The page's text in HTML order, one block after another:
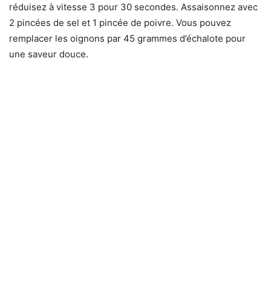
réduisez à vitesse 3 pour 30 secondes. Assaisonnez avec
2 pincées de sel et 1 pincée de poivre. Vous pouvez
remplacer les oignons par 45 grammes d’échalote pour
une saveur douce.